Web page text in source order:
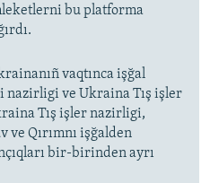
bu platforma
vaqtınca işğal
nazirligi ve Ukraina Tış işler
Tış işler nazirligi,
ve Qırımnı işğalden
bir-birinden ayrı